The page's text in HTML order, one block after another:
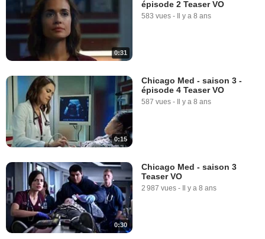
0:31
épisode 2 Teaser VO
583 vues - Il y a 8 ans
0:15
Chicago Med - saison 3 -
épisode 4 Teaser VO
587 vues - Il y a 8 ans
0:30
Chicago Med - saison 3
Teaser VO
2 987 vues - Il y a 8 ans